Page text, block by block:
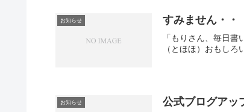
お知らせ すみません・・
「もりさん、毎日
（とほほ）おもし
お知らせ 公式ブログアッ